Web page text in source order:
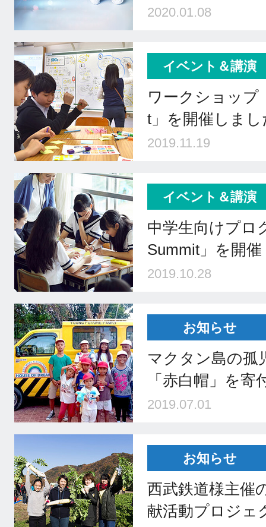
2020.01.08
イベント＆講演
ワークショップ
t」を開催しまし
2019.11.19
イベント＆講演
中学生向けプロ
Summit」を開催
2019.10.28
お知らせ
マクタン島の孤
「赤白帽」を寄
2019.07.01
お知らせ
西武鉄道様主催
献活動プロジ